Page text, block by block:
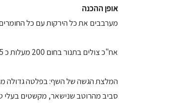
אופן ההכנה
מערבבים את כל הירקות עם כל החומרים
אח"כ צולים בתנור בחום 200 מעלות כ 20-25 דקות.
המלצת הגשה של השף: בפלטה גדולה
סביב מהרוטב שנישאר, מקשטים בעלי